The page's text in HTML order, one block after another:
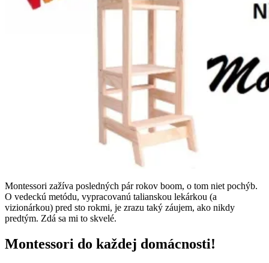
Montessori zažíva posledných pár rokov boom, o tom niet pochýb.
O vedeckú metódu, vypracovanú talianskou lekárkou (a
vizionárkou) pred sto rokmi, je zrazu taký záujem, ako nikdy
predtým. Zdá sa mi to skvelé.
Montessori do každej domácnosti!